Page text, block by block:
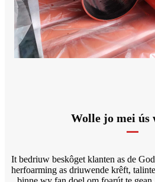
Wolle jo mei ús
It bedriuw beskôget klanten as de
herfoarming as driuwende krêft,